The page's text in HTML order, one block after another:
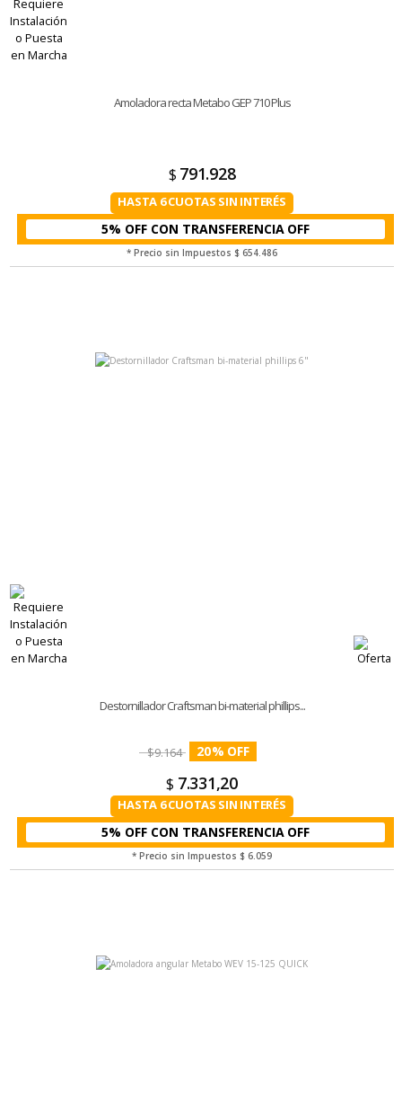
Amoladora recta Metabo GEP 710 Plus
$ 791.928
HASTA 6 CUOTAS SIN INTERÉS
5% OFF CON TRANSFERENCIA
* Precio sin Impuestos $ 654.486
Destornillador Craftsman bi-material phillips...
$9.164 20%
$ 7.331,20
HASTA 6 CUOTAS SIN INTERÉS
5% OFF CON TRANSFERENCIA
* Precio sin Impuestos $ 6.059